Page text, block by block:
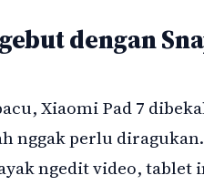
dengan
Xiaomi Pad 7
nggak perlu
ngedit video, tablet